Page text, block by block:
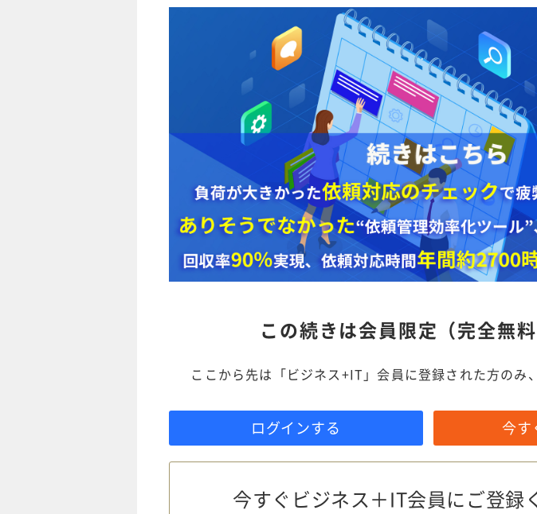
この続きは会員限定（完全無
ここから先は「ビジネス+IT」会員に登録された方のみ
ログインする 今す
今すぐビジネス＋IT会員にご登録